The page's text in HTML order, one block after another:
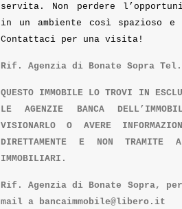
servita. Non perdere
in un ambiente così spazioso e
Contattaci per una visita!
Rif. Agenzia di Bonate Sopra
QUESTO IMMOBILE LO TROVI IN
LE AGENZIE BANCA
VISIONARLO O AVERE
DIRETTAMENTE E NON TRAMITE
IMMOBILIARI.
Rif. Agenzia di Bonate Sopra,
mail a bancaimmobile@libero.it